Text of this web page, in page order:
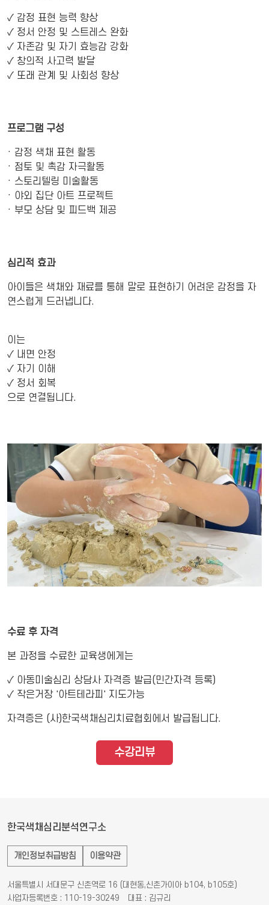
✓ 감정 표현 능력 향상
✓ 정서 안정 및 스트레스 완화
✓ 자존감 및 자기 효능감 강화
✓ 창의적 사고력 발달
✓ 또래 관계 및 사회성 향상
프로그램 구성
· 감정 색채 표현 활동
· 점토 및 촉감 자극활동
· 스토리텔링 미술활동
· 야외 집단 아트 프로젝트
· 부모 상담 및 피드백 제공
심리적 효과
아이들은 색채와 재료를 통해 말로 표현하기 어려운 감정을 자
연스럽게 드러냅니다.
이는
✓ 내면 안정
✓ 자기 이해
✓ 정서 회복
으로 연결됩니다.
수료 후 자격
본 과정을 수료한 교육생에게는
✓ 아동미술심리 상담사 자격증 발급(민간자격 등록)
✓ 작은거장 '아트테라피' 지도가능
자격증은 (사)한국색채심리치료협회에서 발급됩니다.
수강리뷰
한국색채심리분석연구소
개인정보취급방침 이용약관
서울특별시 서대문구 신촌역로 16 (대현동,신촌가이아 b104, b105호)
사업자등록번호 : 110-19-30249
대표 : 김규리